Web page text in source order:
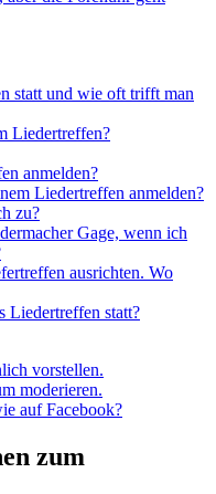
statt und wie oft trifft man
Liedertreffen?
anmelden?
Liedertreffen anmelden?
zu?
Gage, wenn ich
ausrichten. Wo
Liedertreffen statt?
vorstellen.
moderieren.
auf Facebook?
zum